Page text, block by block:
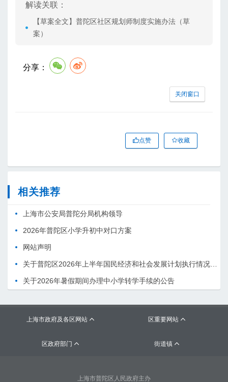
解读关联：
【草案全文】普陀区社区规划师制度实施办法（草
案）
分享：
关闭窗口
点赞 收藏
相关推荐
上海市公安局普陀分局机构领导
2026年普陀区小学升初中对口方案
网站声明
关于2026年暑假期间办理中小学转学手续的公告
上海市政府及各区网站  区重要网站 
区政府部门  街道镇 
上海市普陀区人民政府主办